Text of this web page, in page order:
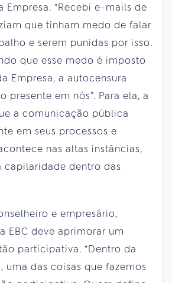
Empresa. “Recebi e-mails de
que tinham medo de falar
e serem punidas por isso.
que esse medo é imposto
Empresa, a autocensura
presente em nós”. Para ela, a
a comunicação pública
em seus processos e
nas altas instâncias,
capilaridade dentro das
e empresário,
EBC deve aprimorar um
participativa. “Dentro da
uma das coisas que fazemos